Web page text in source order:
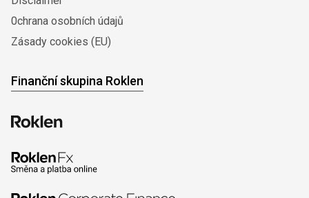
0chrana osobních údajů
Zásady cookies (EU)
Finanční skupina Roklen